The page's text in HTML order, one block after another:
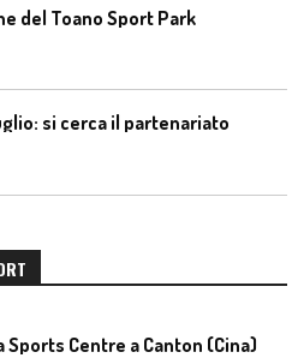
del Toano Sport Park
si cerca il partenariato
Sports Centre a Canton (Cina)